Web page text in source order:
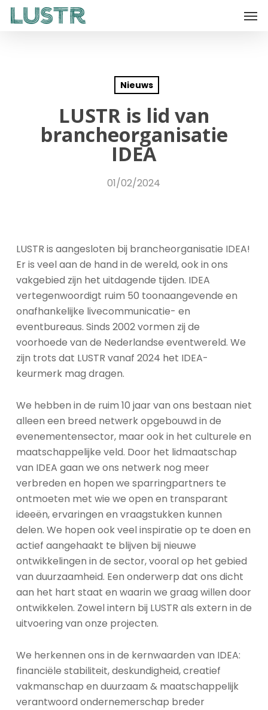
Skip
Nieuws
LUSTR is lid van
brancheorganisatie
IDEA
01/02/2024
LUSTR is aangesloten bij brancheorganisatie IDEA!
Er is veel aan de hand in de wereld, ook in ons
vakgebied zijn het uitdagende tijden. IDEA
vertegenwoordigt ruim 50 toonaangevende en
onafhankelijke livecommunicatie- en
eventbureaus. Sinds 2002 vormen zij de
voorhoede van de Nederlandse eventwereld. We
zijn trots dat LUSTR vanaf 2024 het IDEA-
keurmerk mag dragen.
We hebben in de ruim 10 jaar van ons bestaan niet
alleen een breed netwerk opgebouwd in de
evenementensector, maar ook in het culturele en
maatschappelijke veld. Door het lidmaatschap
van IDEA gaan we ons netwerk nog meer
verbreden en hopen we sparringpartners te
ontmoeten met wie we open en transparant
ideeën, ervaringen en vraagstukken kunnen
delen. We hopen ook veel inspiratie op te doen en
actief aangehaakt te blijven bij nieuwe
ontwikkelingen in de sector, vooral op het gebied
van duurzaamheid. Een onderwerp dat ons dicht
aan het hart staat en waarin we graag willen door
ontwikkelen. Zowel intern bij LUSTR als extern in de
uitvoering van onze projecten.
We herkennen ons in de kernwaarden van IDEA:
financiële stabiliteit, deskundigheid, creatief
vakmanschap en duurzaam & maatschappelijk
verantwoord ondernemerschap breder